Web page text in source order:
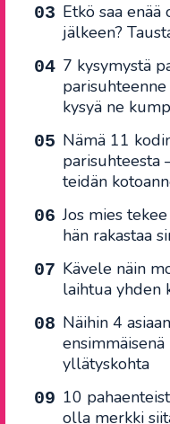
Etkö saa
jälkeen?
7 kysymystä
kysyä ne
Nämä 11
parisuhteesta
teidän
Jos mies
hän rakastaa
Kävele näin
laihtua yhden
Näihin 4
yllätyskohta
10
olla merkki